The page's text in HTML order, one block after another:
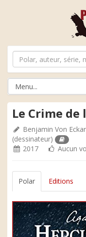
Le Crime
Benjamin Von
(dessinateur)
2017
Aucun
Polar Editions